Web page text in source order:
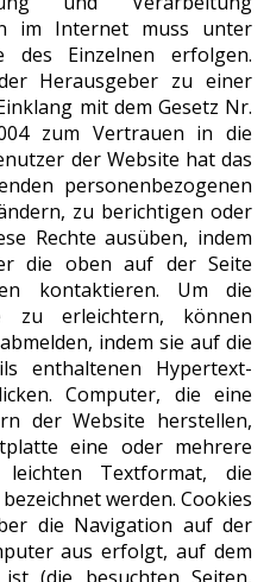
im Internet muss unter
des Einzelnen erfolgen.
Herausgeber zu einer
mit dem Gesetz Nr.
zum Vertrauen in die
der Website hat das
personenbezogenen
zu berichtigen oder
Rechte ausüben, indem
die oben auf der Seite
kontaktieren. Um die
zu erleichtern, können
indem sie auf die
enthaltenen Hypertext-
Computer, die eine
der Website herstellen,
eine oder mehrere
Textformat, die
werden. Cookies
die Navigation auf der
aus erfolgt, auf dem